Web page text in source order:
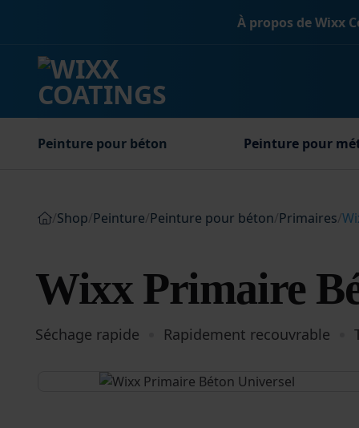
À propos de Wixx
Peinture pour béton Peinture pour
/Shop/Peinture/Peinture pour béton/Primaires/
Wixx Primaire
Séchage rapide Rapidement recouvrable